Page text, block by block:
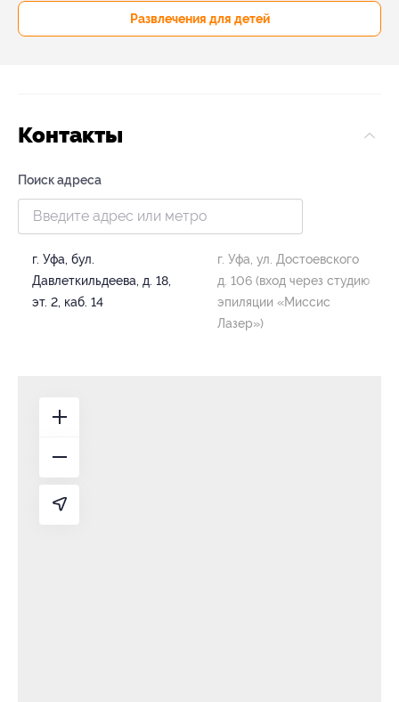
Развлечения для детей
Контакты
Поиск адреса
г. Уфа, бул.
Давлеткильдеева, д. 18,
эт. 2, каб. 14
г. Уфа, ул. Достоевского
д. 106 (вход через студию
эпиляции «Миссис
Лазер»)